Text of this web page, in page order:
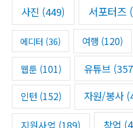
사진 (449) 서포터즈
에디터 (36) 여행 (120)
웹툰 (101) 유튜브
인턴 (152) 자원/봉사
창업